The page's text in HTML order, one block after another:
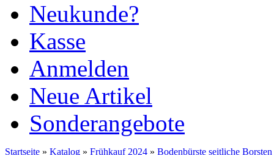
Neukunde?
Kasse
Anmelden
Neue Artikel
Sonderangebote
Startseite » Katalog » Frühkauf 2024 » Bodenbürste seitliche Borsten